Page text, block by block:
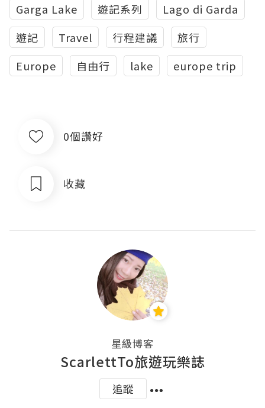
Garga Lake
遊記系列
Lago di Garda
遊記
Travel 行程建議
旅行
Europe
自由行 lake europe trip
0個讚好
收藏
星級博客
ScarlettTo旅遊玩樂誌
追蹤